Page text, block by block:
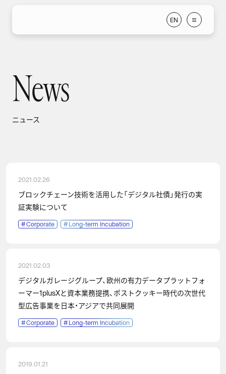
EN
EN
ニュース
News
ニュース
2021.02.26
ブロックチェーン技術を活⽤した「デジタル社債」発⾏の実
証実験について
#Corporate # Long-term Incubation
2021.02.03
デジタルガレージグループ、欧州の有力データプラットフォ
ーマー1plusXと資本業務提携、ポストクッキー時代の次世代
型広告事業を日本・アジアで共同展開
#Corporate # Long-term Incubation
2019.01.21